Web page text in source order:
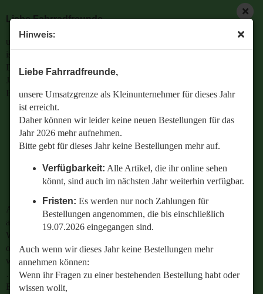
Hinweis:
Liebe Fahrradfreunde,
unsere Umsatzgrenze als Kleinunternehmer für dieses Jahr
ist erreicht.
Daher können wir leider keine neuen Bestellungen für das
Jahr 2026 mehr aufnehmen.
Bitte gebt für dieses Jahr keine Bestellungen mehr auf.
Verfügbarkeit: Alle Artikel, die ihr online sehen
könnt, sind auch im nächsten Jahr weiterhin verfügbar.
Fristen: Es werden nur noch Zahlungen für
Bestellungen angenommen, die bis einschließlich
19.07.2026 eingegangen sind.
Auch wenn wir dieses Jahr keine Bestellungen mehr
annehmen können:
Wenn ihr Fragen zu einer bestehenden Bestellung habt oder
wissen wollt,
Liebe Fahrradfreunde,
unsere Umsatzgrenze als Kleinunternehmer für dieses Jahr
ist erreicht.
Daher können wir leider keine neuen Bestellungen für das
Jahr 2026 mehr aufnehmen.
Bitte gebt für dieses Jahr keine Bestellungen mehr auf.
Verfügbarkeit: Alle Artikel, die ihr online sehen
könnt, sind auch im nächsten Jahr weiterhin
verfügbar.
Bestellungen angenommen, die bis einschließlich
19.07.2026 eingegangen sind.
Auch wenn wir dieses Jahr keine Bestellungen mehr
annehmen können:
Wenn ihr Fragen zu einer bestehenden Bestellung habt
oder wissen wollt,
welches Ersatzteil perfekt zu eurem geliebten Radl passt
…
Es ist auch weiterhin möglich, uns per E-Mail zu
« Erster « zurück weiter »
Letzter »
104 Artikel in dieser Kategorie
Faltrad